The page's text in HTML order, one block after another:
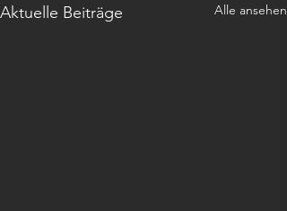
Aktuelle Beiträge Alle ansehen